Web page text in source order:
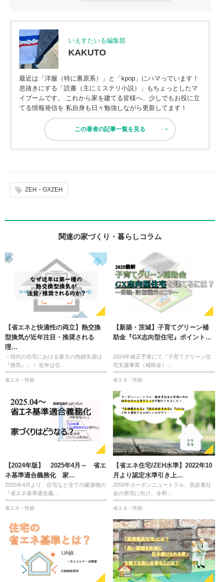
いえすたいる編集部
KAKUTO
最近は「洋服（特に裏原系）」と「kpop」にハマっています！
息抜きにする「読書（主にミステリ小説）」もちょっとしたマ
イブームです。 これから家を建てる皆様へ、少しでもお役に立
てる情報発信を 私自身も日々勉強しながら更新してます！
この著者の記事一覧を見る
ZEH・GXZEH
関連の家づくり・暮らしコラム
【省エネと快適性の両立】熱交換
型換気が近年注目・推奨される
理…
－現代の住宅における最大の熱損失源は
『換気』。－ 近年は住…
省エネ・性能
【新築・茨城】子育てグリーン補
助金『GX志向型住宅』ポイント…
2024年補正予算にて『子育てグリーン住
宅支援事業（補助金）…
省エネ・性能
【2024年版】 2025年4月～ 省エ
ネ基準適合義務化 家…
2025年4月より、住宅など全ての建築物の
『省エネ基準適合義…
省エネ・性能
【省エネ住宅/ZEH水準】2022年10
月より認定水準引き上…
2050年カーボンニュートラル、脱炭素社
会の実現に向け、令和…
省エネ・性能